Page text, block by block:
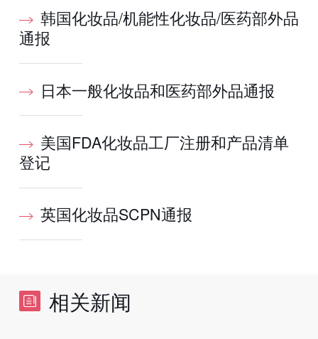
韩国化妆品/机能性化妆品/医药部外品
通报
日本一般化妆品和医药部外品通报
美国FDA化妆品工厂注册和产品清单
登记
英国化妆品SCPN通报
相关新闻